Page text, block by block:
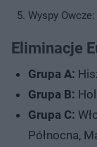
Wyspy
Eliminacje
Grupa A:
Grupa B:
Grupa C:
Północna,